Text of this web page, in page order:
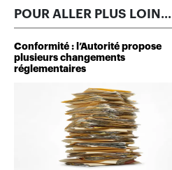
POUR ALLER PLUS LOIN...
Conformité : l’Autorité propose
plusieurs changements
réglementaires